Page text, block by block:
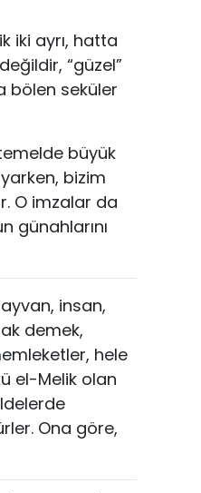
iki ayrı, hatta
“güzel”
bölen seküler
büyük
bizim
O imzalar da
günahlarını
insan,
demek,
hele
el-Melik olan
Ona göre,